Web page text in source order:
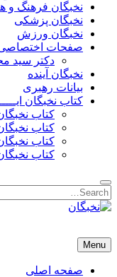
نخبگان فرهنگ و
نخبگان پزشکی
نخبگان ورزش
صفحات اختصاصی
دکتر سید
نخبگان آینده
بیانات رهبری
کتاب نخبگان
کتاب نخبگان
کتاب
کتاب
کتاب نخبگان
Search
for:
Search
نخبگان تایمز/ کتاب
ورزش ایران – کتاب
Menu
صفحه اصلی